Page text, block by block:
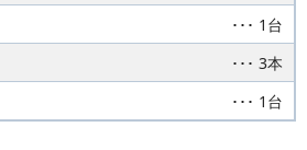
･･･ 1台
･･･ 3本
･･･ 1台